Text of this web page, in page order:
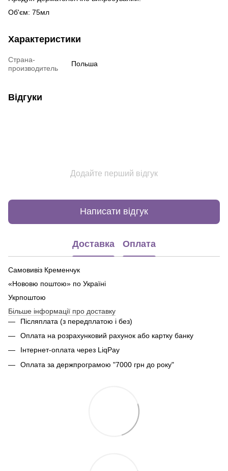
Об'єм: 75мл
Характеристики
Страна-
производитель
Польша
Відгуки
Додайте перший відгук
Написати відгук
Доставка Оплата
Самовивіз Кременчук
«Нововю поштою» по Україні
Укрпоштою
Більше інформації про доставку
Післяплата (з передплатою і без)
Оплата на розрахунковий рахунок або картку банку
Інтернет-оплата через LiqPay
Оплата за держпрограмою "7000 грн до року"